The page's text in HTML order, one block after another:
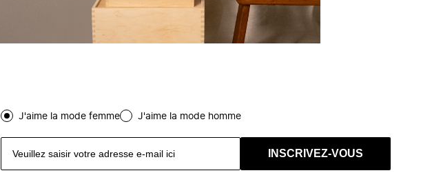
J'aime la mode femme J'aime la mode homme
INSCRIVEZ-VOUS